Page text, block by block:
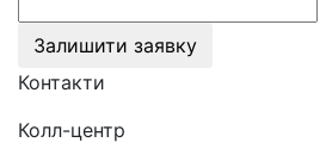
Залишити заявку
Контакти
Колл-центр